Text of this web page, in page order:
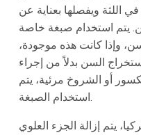
اللثة ويفصلها بعناية عن
يتم استخدام صبغة خاصة
وإذا كانت هذه موجودة،
السن بدلاً من إجراء
أو الشروخ مرئية، يتم
استخدام الصبغة.
يتم إزالة الجزء العلوي